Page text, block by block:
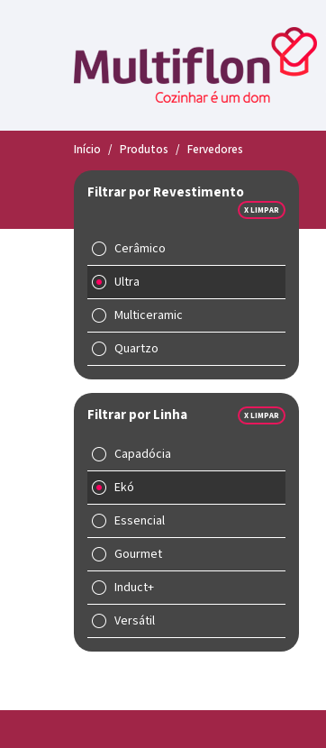
Início / Produtos / Fervedores
Filtrar por Revestimento
X LIMPAR
Cerâmico
Ultra
Multiceramic
Quartzo
Filtrar por Linha X LIMPAR
Capadócia
Ekó
Essencial
Gourmet
Induct+
Versátil